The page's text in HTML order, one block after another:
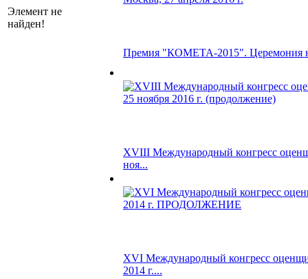
Элемент не
найден!
Премия "КОМЕТА-2015". Церемония
XVIII Международный конгресс
ноя...
XVI Международный конгресс
2014 г....